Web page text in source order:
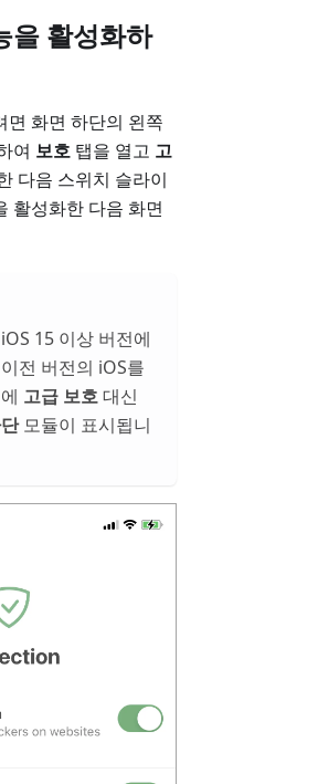
을 활성화하
면 화면 하단의 왼쪽
여 보호 탭을 열고 고
다음 스위치 슬라이
활성화한 다음 화면
15 이상 버전에
전 버전의 iOS를
고급 보호대신
모듈이 표시됩니